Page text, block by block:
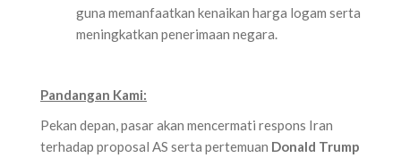
guna memanfaatkan kenaikan harga logam serta
meningkatkan penerimaan negara.
Pandangan Kami:
Pekan depan, pasar akan mencermati respons Iran
terhadap proposal AS serta pertemuan Donald Trump